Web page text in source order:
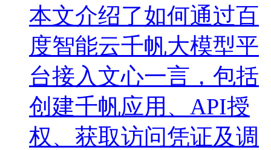
本文介绍了如何通过百
度智能云千帆大模型平
台接入文心一言，包括
创建千帆应用、API授
权、获取访问凭证及调